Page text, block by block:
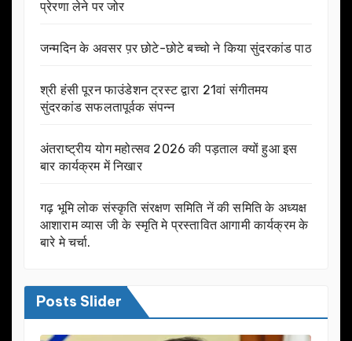
प्रेरणा लेने पर जोर
जन्मदिन के अवसर प़र छोटे-छोटे बच्चो ने किया सुंदरकांड पाठ
श्री हंसी पूरन फाउंडेशन ट्रस्ट द्वारा 21वां संगीतमय
सुंदरकांड सफलतापूर्वक संपन्न
अंतराष्ट्रीय योग महोत्सव 2026 की पड़ताल क्यों हुआ इस
बार कार्यक्रम में निखार
गढ़ भूमि लोक संस्कृति संरक्षण समिति नें की समिति के अध्यक्ष
आशाराम व्यास जी के स्मृति मे प्रस्तावित आगामी कार्यक्रम के
बारे मे चर्चा.
Posts Slider